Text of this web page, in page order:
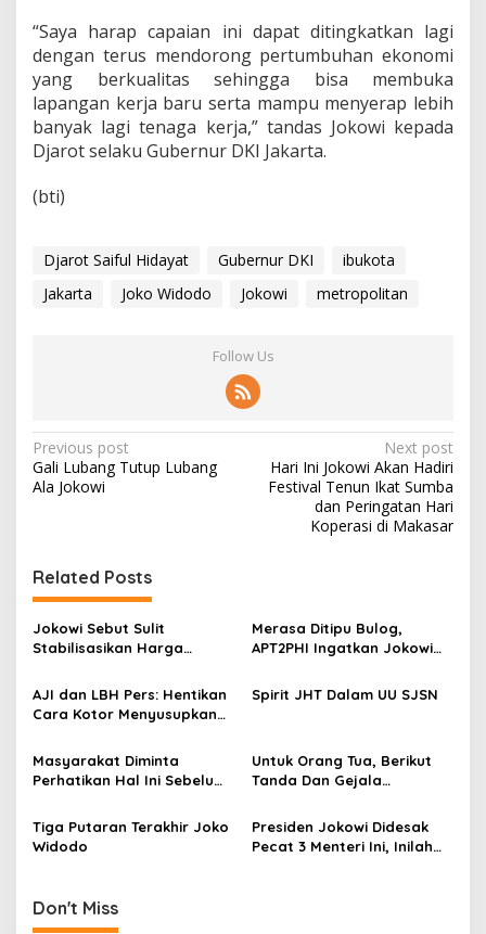
“Saya harap capaian ini dapat ditingkatkan lagi
dengan terus mendorong pertumbuhan ekonomi
yang berkualitas sehingga bisa membuka
lapangan kerja baru serta mampu menyerap lebih
banyak lagi tenaga kerja,” tandas Jokowi kepada
Djarot selaku Gubernur DKI Jakarta.
(bti)
Djarot Saiful Hidayat Gubernur DKI
ibukota
Jakarta
Joko Widodo Jokowi metropolitan
Follow Us
P
o
n
a
v
g
a
t
i
o
n
Previous post
Gali Lubang Tutup Lubang
Ala Jokowi
Next post
Hari Ini Jokowi Akan Hadiri
Festival Tenun Ikat Sumba
dan Peringatan Hari
Koperasi di Makasar
Related Posts
Jokowi Sebut Sulit
Stabilisasikan Harga
Asal Ada Kemauan Serius!
Merasa Ditipu Bulog,
APT2PHI Ingatkan Jokowi
Harga Beras Nasional
AJI dan LBH Pers: Hentikan
Cara Kotor Menyusupkan
Spirit JHT Dalam UU SJSN
Masyarakat Diminta
Perhatikan Hal Ini Sebelum
Untuk Orang Tua, Berikut
Tanda Dan Gejala
Anak
Tiga Putaran Terakhir Joko
Widodo
Presiden Jokowi Didesak
Pecat 3 Menteri Ini, Inilah
Don't Miss